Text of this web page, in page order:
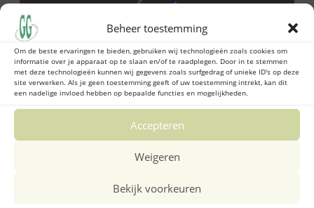
Beheer toestemming
Om de beste ervaringen te bieden, gebruiken wij technologieën zoals cookies om
informatie over je apparaat op te slaan en/of te raadplegen. Door in te stemmen
met deze technologieën kunnen wij gegevens zoals surfgedrag of unieke ID's op deze
site verwerken. Als je geen toestemming geeft of uw toestemming intrekt, kan dit
een nadelige invloed hebben op bepaalde functies en mogelijkheden.
Accepteren
Weigeren
Bekijk voorkeuren